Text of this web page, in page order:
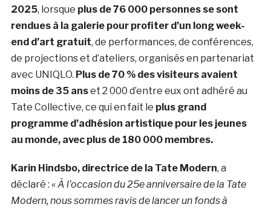
2025, lorsque plus de 76 000 personnes se sont
rendues à la galerie pour profiter d’un long week-
end d’art gratuit, de performances, de conférences,
de projections et d’ateliers, organisés en partenariat
avec UNIQLO. Plus de 70 % des visiteurs avaient
moins de 35 anset 2 000 d’entre eux ont adhéré au
Tate Collective, ce qui en fait le plus grand
programme d’adhésion artistique pour les jeunes
au monde, avec plus de 180 000 membres.
Karin Hindsbo, directrice de la Tate Modern, a
déclaré : « À l’occasion du 25e anniversaire de la Tate
Modern, nous sommes ravis de lancer un fonds à